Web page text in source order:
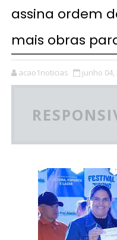
assina ordem
mais obras
acao1noticias junho 04,